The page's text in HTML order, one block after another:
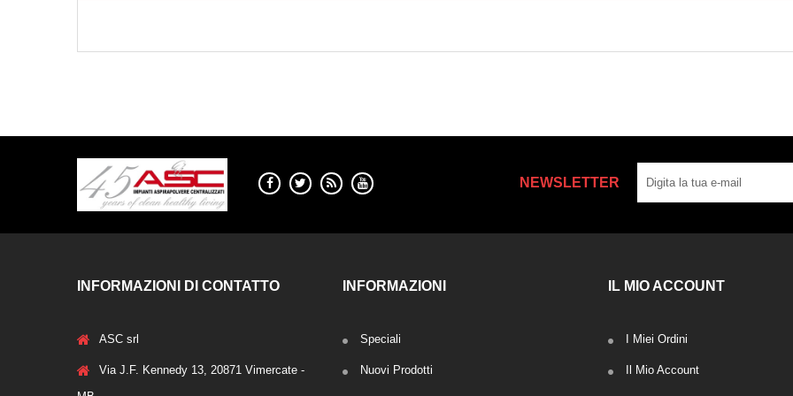
NEWSLETTER
INFORMAZIONI DI CONTATTO
ASC srl
Via J.F. Kennedy 13, 20871 Vimercate -
INFORMAZIONI
Speciali
Nuovi Prodotti
IL MIO ACCOUNT
I Miei Ordini
Il Mio Account